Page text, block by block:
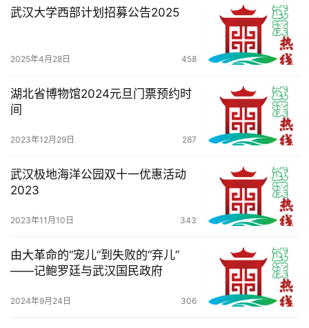
武汉大学西部计划招募公告2025
2025年4月28日 458
湖北省博物馆2024元旦门票预约时
间
2023年12月29日 287
武汉极地海洋公园双十一优惠活动
2023
2023年11月10日 343
由大革命的“宠儿”到失败的“弃儿”
——记鲍罗廷与武汉国民政府
2024年9月24日 306